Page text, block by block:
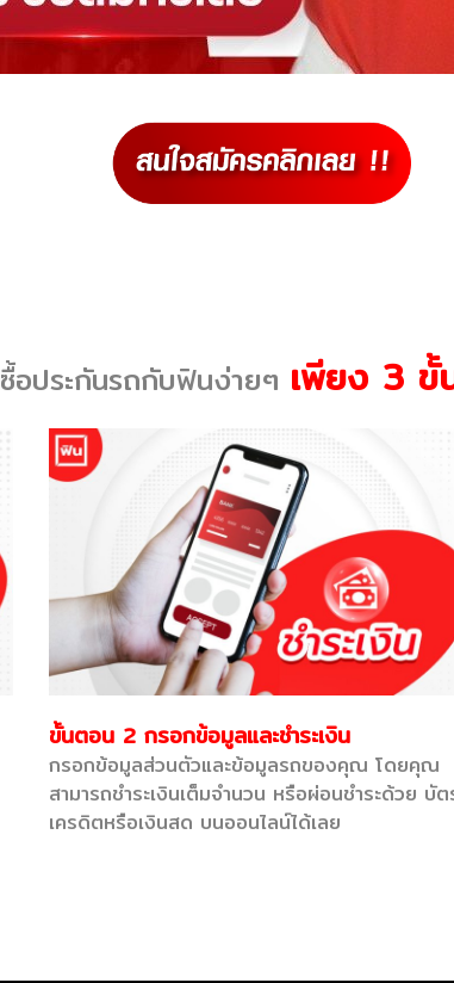
ซื้อประกันรถกับฟินง่ายๆ เพียง 3
ขั้นตอน 2 กรอกข้อมูลและชำระเงิน
กรอกข้อมูลส่วนตัวและข้อมูลรถของคุณ โดยคุณ
สามารถชำระเงินเต็มจำนวน หรือผ่อนชำระด้วย บัต
เครดิตหรือเงินสด บนออนไลน์ได้เลย